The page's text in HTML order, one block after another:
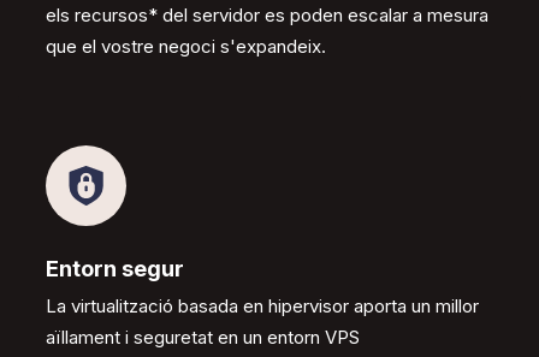
els recursos* del servidor es poden escalar a mesura
que el vostre negoci s'expandeix.
Entorn segur
La virtualització basada en hipervisor aporta un millor
aïllament i seguretat en un entorn VPS